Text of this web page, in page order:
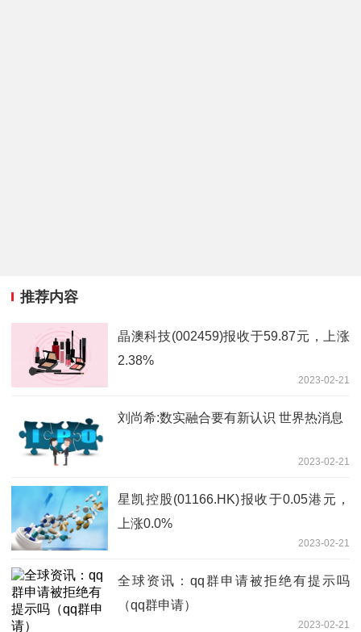
推荐内容
晶澳科技(002459)报收于59.87元，上涨
2.38%
2023-02-21
刘尚希:数实融合要有新认识 世界热消息
2023-02-21
星凯控股(01166.HK)报收于0.05港元，
上涨0.0%
2023-02-21
全球资讯：qq群申请被拒绝有提示吗
（qq群申请）
2023-02-21